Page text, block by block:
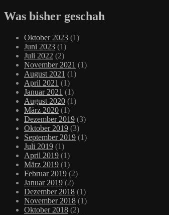
Was bisher geschah
Oktober 2023 (1)
Juni 2023 (1)
Juli 2022 (2)
November 2021 (1)
August 2021 (1)
April 2021 (1)
Januar 2021 (1)
August 2020 (1)
März 2020 (1)
Dezember 2019 (3)
Oktober 2019 (3)
September 2019 (1)
Juli 2019 (1)
April 2019 (1)
März 2019 (1)
Februar 2019 (2)
Januar 2019 (2)
Dezember 2018 (1)
November 2018 (1)
Oktober 2018 (2)